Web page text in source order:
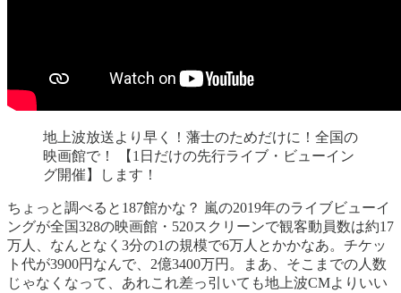
地上波放送より早く！藩士のためだけに！全国の
映画館で！ 【1日だけの先行ライブ・ビューイン
グ開催】します！
ちょっと調べると187館かな？ 嵐の2019年のライブビューイ
ングが全国328の映画館・520スクリーンで観客動員数は約17
万人、なんとなく3分の1の規模で6万人とかかなあ。チケッ
ト代が3900円なんで、2億3400万円。まあ、そこまでの人数
じゃなくなって、あれこれ差っ引いても地上波CMよりいい